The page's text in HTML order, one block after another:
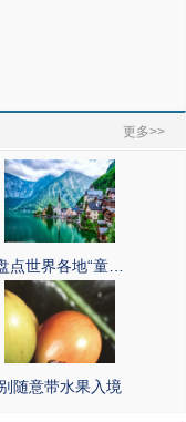
更多>>
点世界各地“童…
随意带水果入境